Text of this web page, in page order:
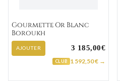
Gourmette Or Blanc
Boroukh
AJOUTER 3 185,00€
CLUB 1 592,50 € →